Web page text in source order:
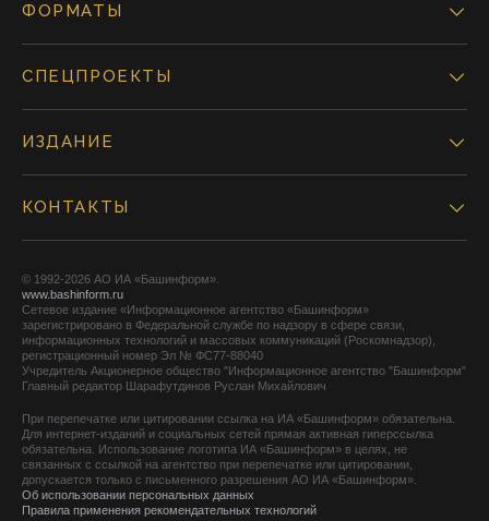
ФОРМАТЫ
СПЕЦПРОЕКТЫ
ИЗДАНИЕ
КОНТАКТЫ
© 1992-2026 АО ИА «Башинформ».
www.bashinform.ru
Сетевое издание «Информационное агентство «Башинформ»
зарегистрировано в Федеральной службе по надзору в сфере связи,
информационных технологий и массовых коммуникаций (Роскомнадзор),
регистрационный номер Эл № ФС77-88040
Учредитель Акционерное общество "Информационное агентство "Башинформ"
Главный редактор Шарафутдинов Руслан Михайлович
При перепечатке или цитировании ссылка на ИА «Башинформ» обязательна.
Для интернет-изданий и социальных сетей прямая активная гиперссылка
обязательна. Использование логотипа ИА «Башинформ» в целях, не
связанных с ссылкой на агентство при перепечатке или цитировании,
допускается только с письменного разрешения АО ИА «Башинформ».
Об использовании персональных данных
Правила применения рекомендательных технологий